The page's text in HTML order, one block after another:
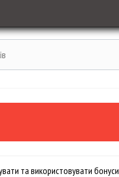
та використовувати бонуси